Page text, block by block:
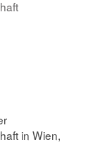
in Wien,